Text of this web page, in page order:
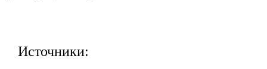
Источники: